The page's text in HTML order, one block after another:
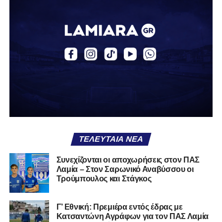
φαίνονται βρίσκεται σήμερα διάτρητη. Σαν ένα σακάκι
καλό που κάποτε φόρεσες σε επίσημες περιστάσεις τώρα
το κρατάς στη ντουλάπα, τσαλακωμένο, χωρίς να ξέρεις
αν πρέπει να το φορέσεις ξανά ή να το χαρίσεις. Η Λαμία
δείχνει να μην ξέρει τι θέλει να είναι. Και αυτό είναι πάντα
φίλαθλοι και περίγυρος, αντί για παράγοντες
Ασχολούνται περισσότερο με τις «χάρες» των άλλων
παρά με τις δικές τους αδυναμίες. Σαν να ψάχνεις
στον διπλανό το γιατί δεν βρέχει, ενώ κρατάς
ομπρέλα μέσα στο σαλόνι.
εμπειρίαανώτερων επιπέδων,δεν μπορεί να εκπέμπει
ΤΕΛΕΥΤΑΊΑ ΝΈΑ
Συνεχίζονται οι αποχωρήσεις στον ΠΑΣ
Λαμία – Στον Σαρωνικό Αναβύσσου οι
Τρούμπουλος και Στάγκος
Γ’ Εθνική: Πρεμιέρα εντός έδρας με
Κατσαντώνη Αγράφων για τον ΠΑΣ Λαμία